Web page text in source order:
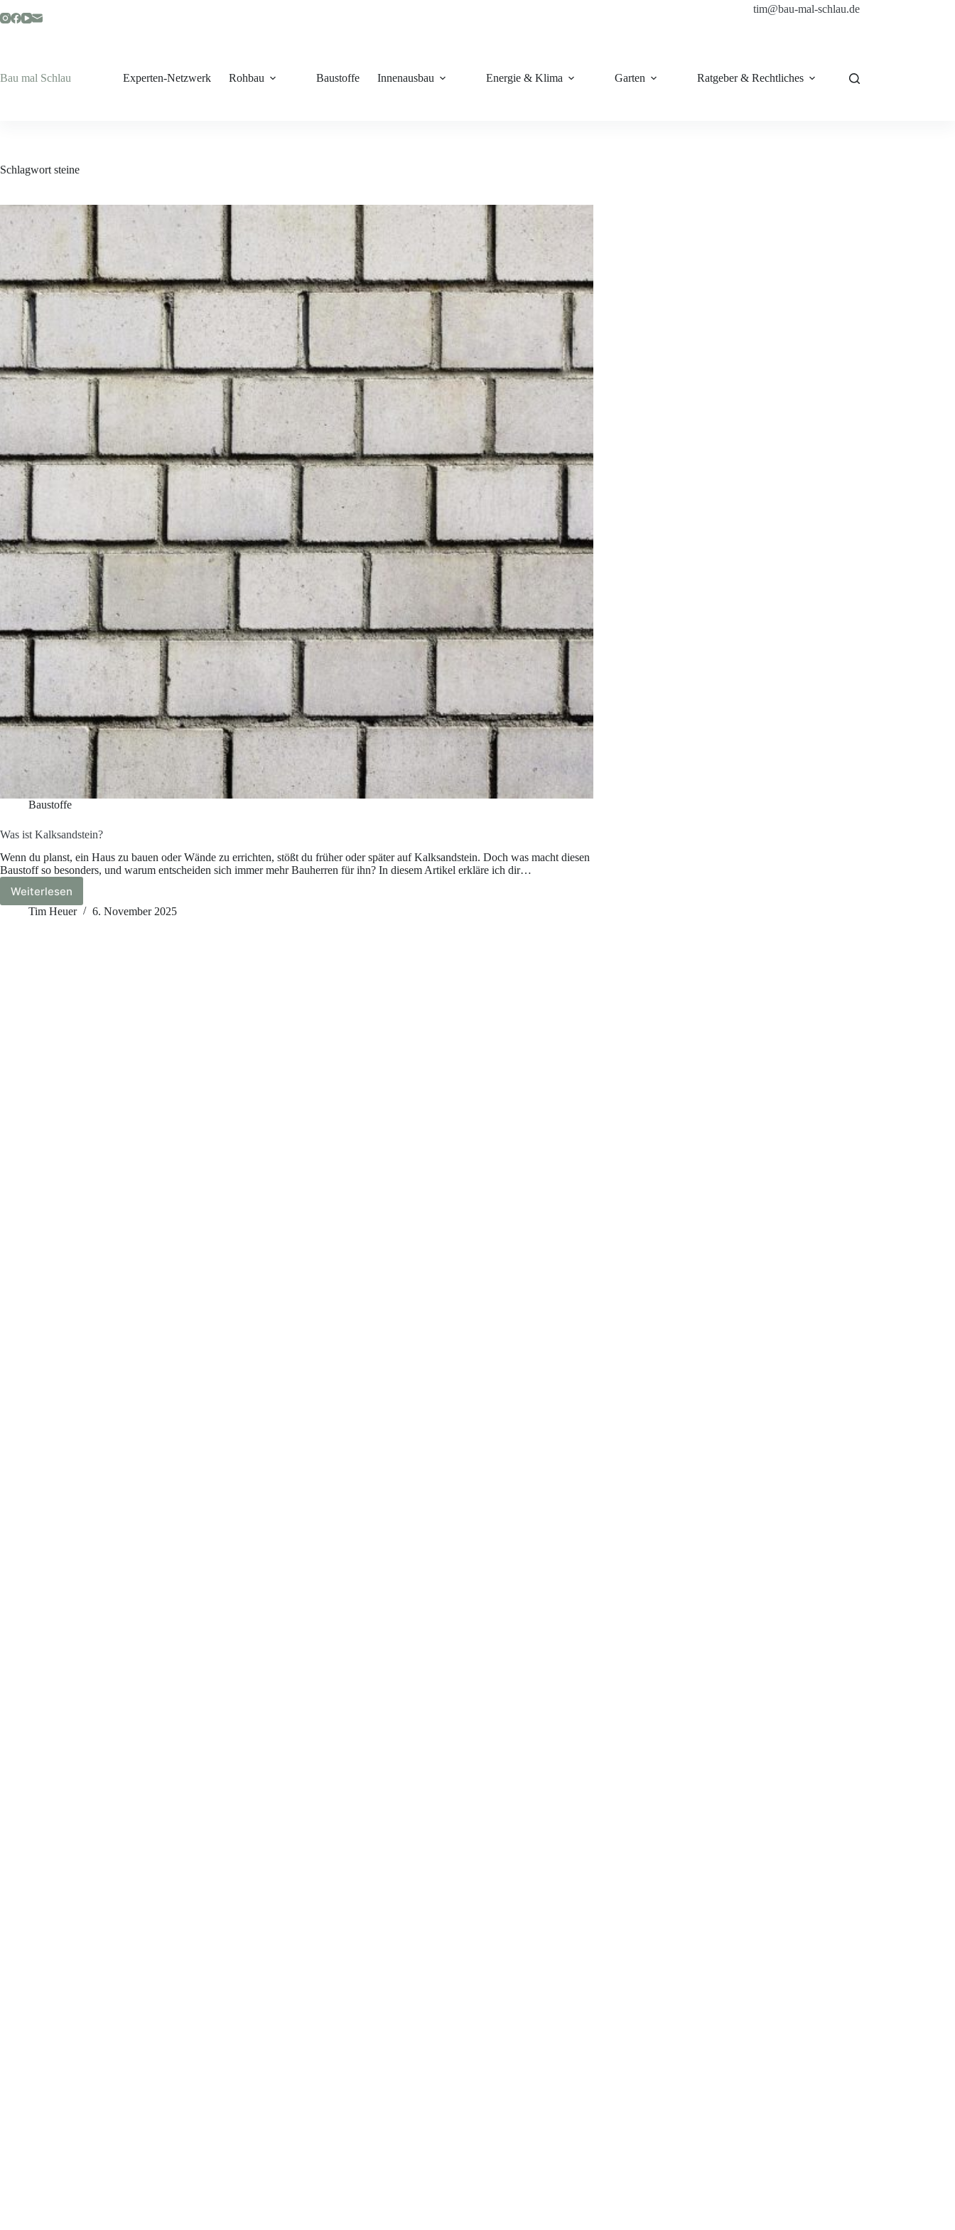
Inhalt
tim@bau-mal-schlau.de
Bau mal Schlau Experten-Netzwerk Rohbau Baustoffe Innenausbau Energie & Klima Garten Ratgeber & Rechtliches Shop
Schlagwort steine
Baustoffe
Was ist Kalksandstein?
Wenn du planst, ein Haus zu bauen oder Wände zu errichten, stößt du früher oder später auf Kalksandstein. Doch was macht diesen
Baustoff so besonders, und warum entscheiden sich immer mehr Bauherren für ihn? In diesem Artikel erkläre ich dir…
Weiterlesen
Was
ist
Tim Heuer 6. November 2025